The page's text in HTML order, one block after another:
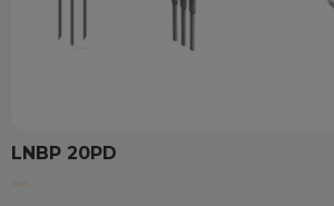
LNBP 20PD
Son 12 saatte12